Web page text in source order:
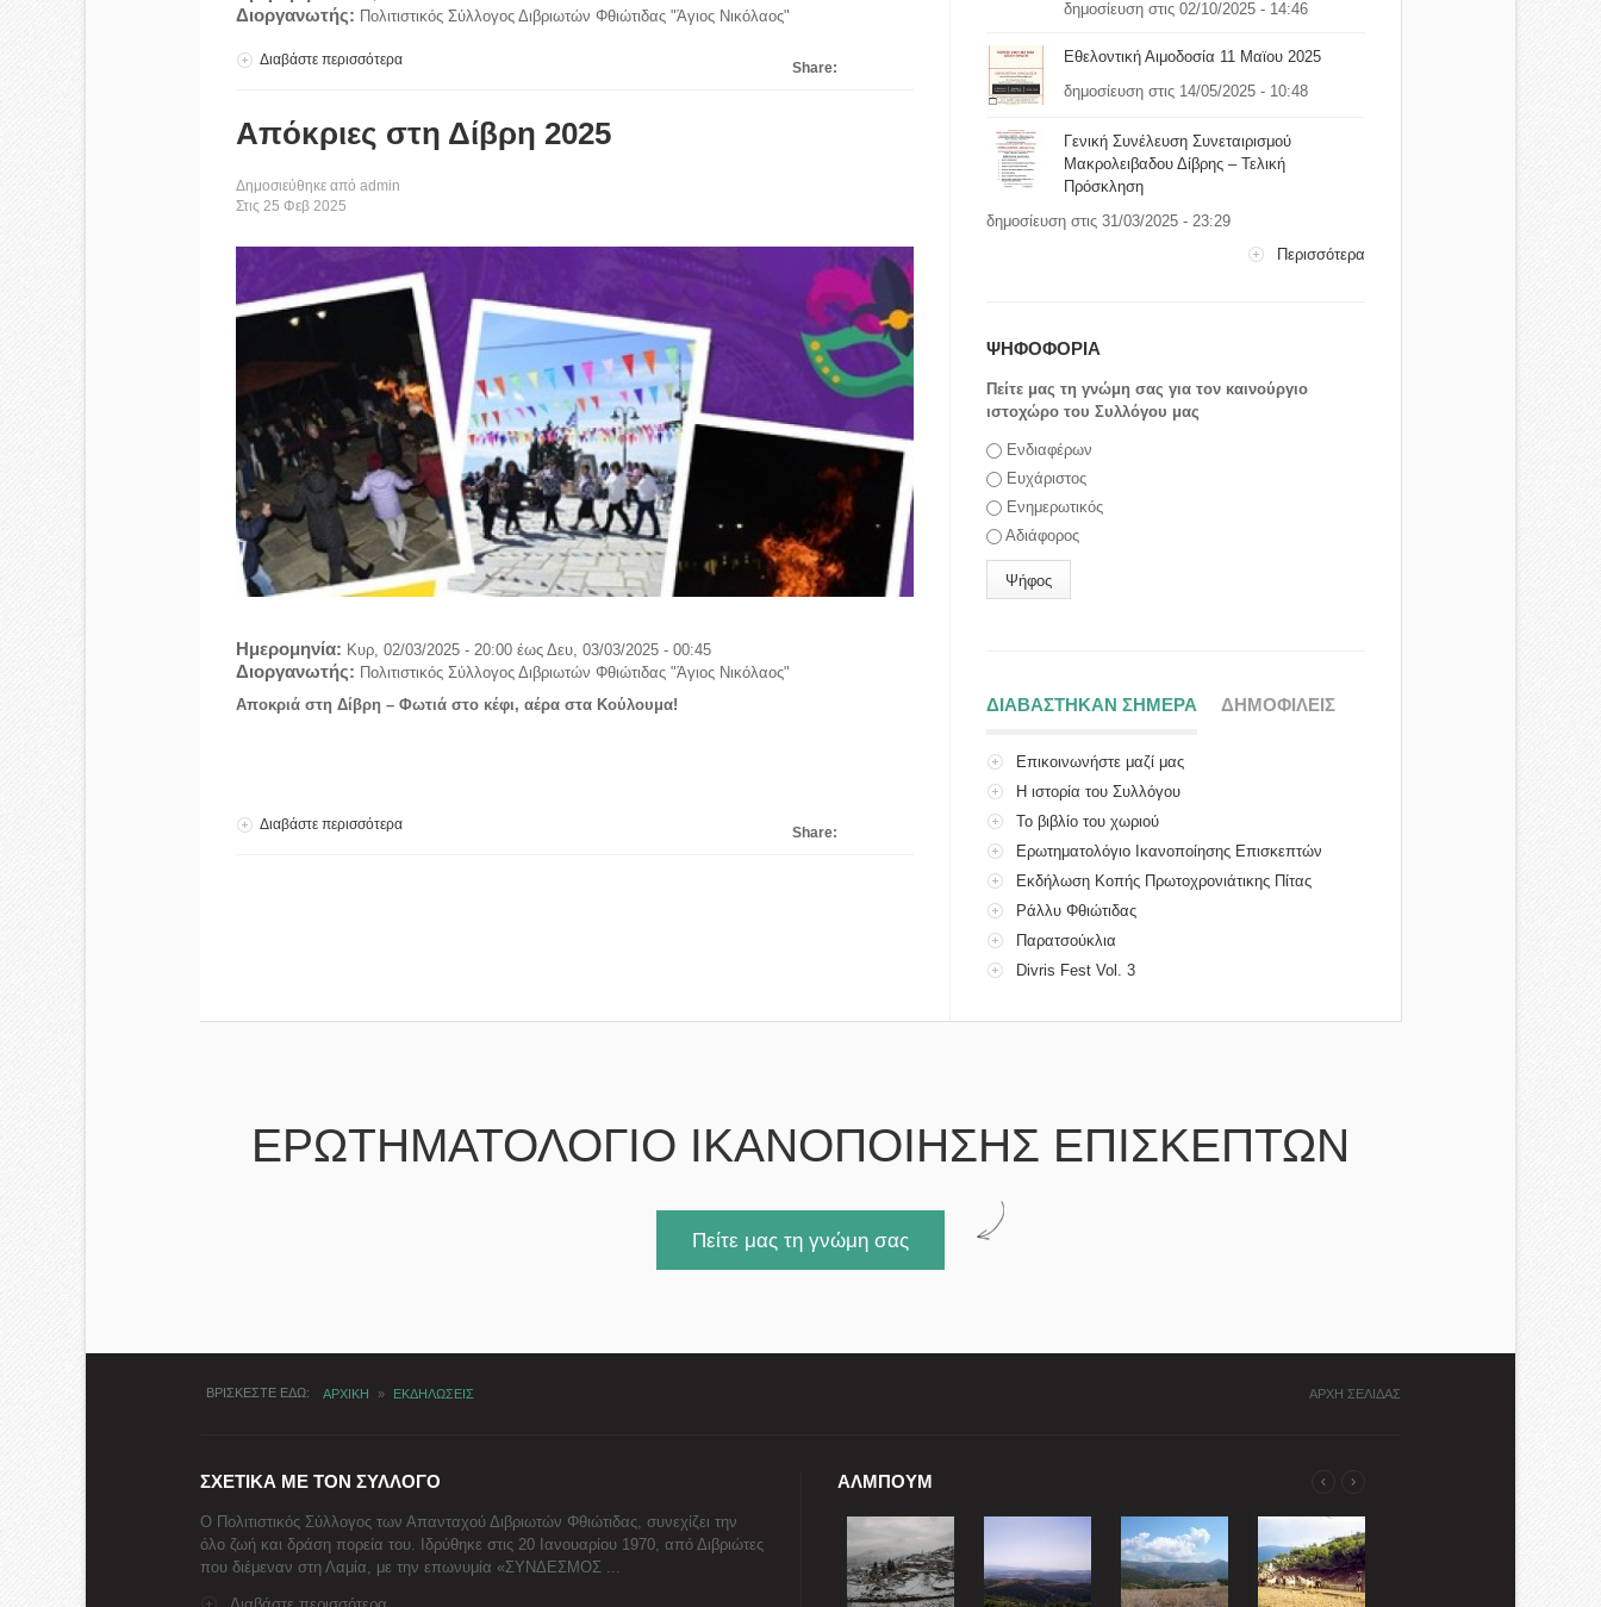
Διοργανωτής: Πολιτιστικός Σύλλογος Διβριωτών Φθιώτιδας "Άγιος Νικόλαος"
Share:
Διαβάστε περισσότερα
Απόκριες στη Δίβρη 2025
Δημοσιεύθηκε από admin
Στις 25 Φεβ 2025
Ημερομηνία: Κυρ, 02/03/2025 - 20:00 έως Δευ, 03/03/2025 - 00:45
Διοργανωτής: Πολιτιστικός Σύλλογος Διβριωτών Φθιώτιδας "Άγιος Νικόλαος"
Αποκριά στη Δίβρη – Φωτιά στο κέφι, αέρα στα Κούλουμα!
Share:
Διαβάστε περισσότερα
δημοσίευση στις 02/10/2025 - 14:46
Εθελοντική Αιμοδοσία 11 Μαϊου 2025
δημοσίευση στις 14/05/2025 - 10:48
Γενική Συνέλευση Συνεταιρισμού
Μακρολειβαδου Δίβρης – Τελική
Πρόσκληση
δημοσίευση στις 31/03/2025 - 23:29
Περισσότερα
ΨΗΦΟΦΟΡΙΑ
Πείτε μας τη γνώμη σας για τον καινούργιο
ιστοχώρο του Συλλόγου μας
Επιλογές
Ενδιαφέρων
Ευχάριστος
Ενημερωτικός
Αδιάφορος
ΔΙΑΒΑΣΤΗΚΑΝ ΣΗΜΕΡΑ (ΕΝΕΡΓΗ ΚΑΡΤΕΛΑ)
ΔΗΜΟΦΙΛΕΙΣ
Επικοινωνήστε μαζί μας
Η ιστορία του Συλλόγου
Το βιβλίο του χωριού
Ερωτηματολόγιο Ικανοποίησης Επισκεπτών
Εκδήλωση Κοπής Πρωτοχρονιάτικης Πίτας
Πολιτιστικού...
Ράλλυ Φθιώτιδας
Παρατσούκλια
Divris Fest Vol. 3
ΕΡΩΤΗΜΑΤΟΛΟΓΙΟ ΙΚΑΝΟΠΟΙΗΣΗΣ ΕΠΙΣΚΕΠΤΩΝ
Πείτε μας τη γνώμη σας
ΒΡΙΣΚΕΣΤΕ ΕΔΩ ΑΡΧΙΚΗ » ΕΚΔΗΛΩΣΕΙΣ ΑΡΧΗ ΣΕΛΙΔΑΣ
ΣΧΕΤΙΚΑ ΜΕ ΤΟΝ ΣΥΛΛΟΓΟ
Ο Πολιτιστικός Σύλλογος των Απανταχού Διβριωτών Φθιώτιδας, συνεχίζει την
όλο ζωή και δράση πορεία του. Ιδρύθηκε στις 20 Ιανουαρίου 1970, από Διβριώτες
που διέμεναν στη Λαμία, με την επωνυμία «ΣΥΝΔΕΣΜΟΣ ...
ΑΛΜΠΟΥΜ